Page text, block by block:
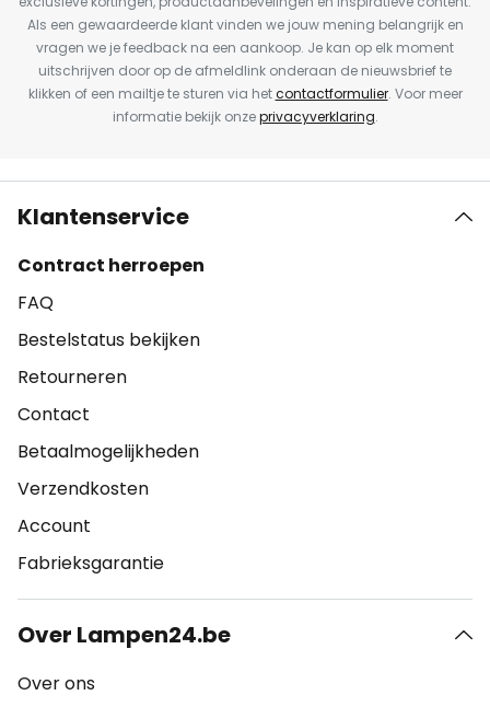
Als een gewaardeerde klant vinden we jouw mening belangrijk en
vragen we je feedback na een aankoop. Je kan op elk moment
uitschrijven door op de afmeldlink onderaan de nieuwsbrief te
klikken of een mailtje te sturen via hetcontactformulier. Voor meer
informatie bekijk onzeprivacyverklaring.
Klantenservice
Contract herroepen
FAQ
Bestelstatus bekijken
Retourneren
Contact
Betaalmogelijkheden
Verzendkosten
Account
Fabrieksgarantie
Over Lampen24.be
Over ons